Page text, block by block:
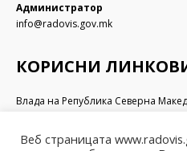
Администратор
info@radovis.gov.mk
КОРИСНИ
Влада на Република Северна
Министерство за финансии
Веб страницата